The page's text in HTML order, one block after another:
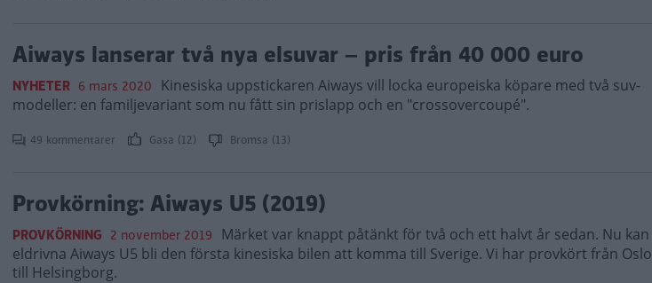
Aiways lanserar två nya elsuvar – pris från 40 000 euro
NYHETER 6 mars 2020 Kinesiska uppstickaren Aiways vill locka europeiska köpare med två suv-
modeller: en familjevariant som nu fått sin prislapp och en "crossovercoupé".
49 kommentarer Gasa (12) Bromsa (13)
Provkörning: Aiways U5 (2019)
PROVKÖRNING 2 november 2019 Märket var knappt påtänkt för två och ett halvt år sedan. Nu kan
eldrivna Aiways U5 bli den första kinesiska bilen att komma till Sverige. Vi har provkört från Oslo
till Helsingborg.